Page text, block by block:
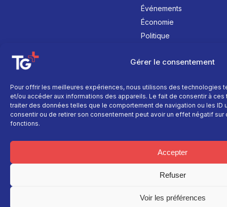
Gérer le consentement
Pour offrir les meilleures expériences, nous utilisons des technologies
et/ou accéder aux informations des appareils. Le fait de consentir à
traiter des données telles que le comportement de navigation ou les ID
consentir ou de retirer son consentement peut avoir un effet négatif
fonctions.
Accepter
Refuser
Voir les préférences
Événements
Économie
Politique